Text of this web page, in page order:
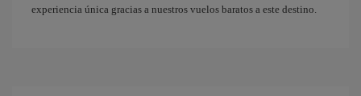
experiencia única gracias a nuestros vuelos baratos a este destino.